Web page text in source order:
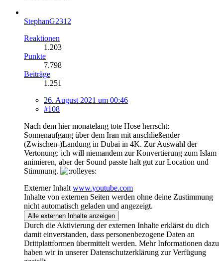
StephanG2312
Reaktionen
1.203
Punkte
7.798
Beiträge
1.251
26. August 2021 um 00:46
#108
Nach dem hier monatelang tote Hose herrscht:
Sonnenaufgang über dem Iran mit anschließender
(Zwischen-)Landung in Dubai in 4K. Zur Auswahl der
Vertonung: ich will niemandem zur Konvertierung zum Islam
animieren, aber der Sound passte halt gut zur Location und
Stimmung.
Externer Inhalt www.youtube.com
Inhalte von externen Seiten werden ohne deine Zustimmung
nicht automatisch geladen und angezeigt.
Alle externen Inhalte anzeigen
Durch die Aktivierung der externen Inhalte erklärst du dich
damit einverstanden, dass personenbezogene Daten an
Drittplattformen übermittelt werden. Mehr Informationen dazu
haben wir in unserer Datenschutzerklärung zur Verfügung